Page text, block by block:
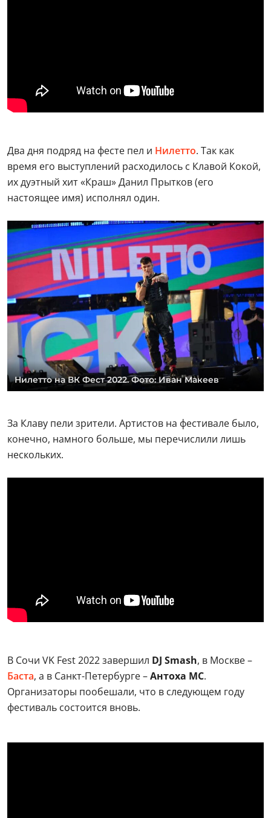
Два дня подряд на фесте пел и Нилетто. Так как
время его выступлений расходилось с Клавой Кокой,
их дуэтный хит «Краш» Данил Прытков (его
настоящее имя) исполнял один.
Нилетто на ВК Фест 2022. Фото: Иван Макеев
За Клаву пели зрители. Артистов на фестивале было,
конечно, намного больше, мы перечислили лишь
нескольких.
В Сочи VK Fest 2022 завершил DJ Smash, в Москве –
Баста, а в Санкт-Петербурге –Антоха МС.
Организаторы пообешали, что в следующем году
фестиваль состоится вновь.